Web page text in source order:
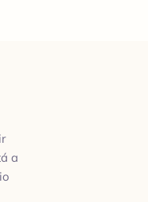
a